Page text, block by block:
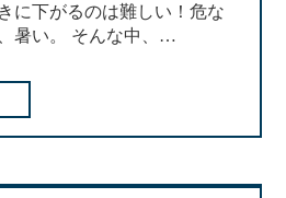
に下がるのは難しい！危な
暑い。 そんな中、…